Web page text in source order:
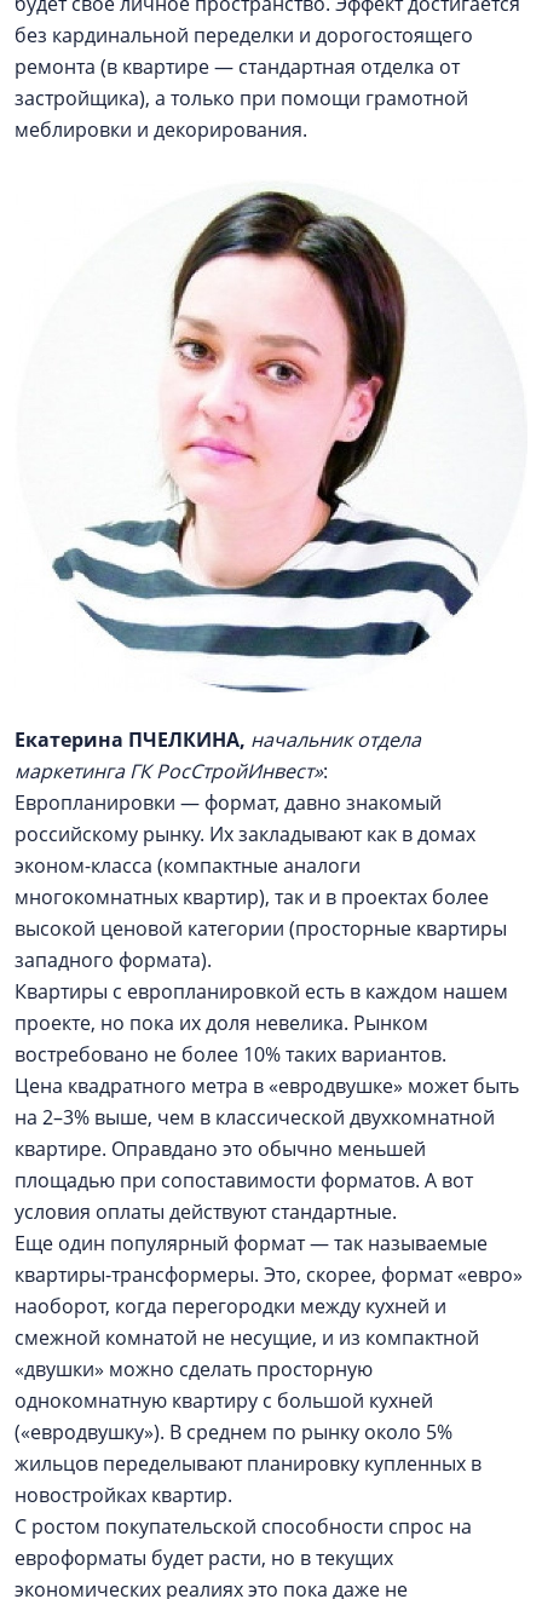
без кардинальной переделки и дорогостоящего
ремонта (в квартире — стандартная отделка от
застройщика), а только при помощи грамотной
меблировки и декорирования.
Екатерина ПЧЕЛКИНА, начальник отдела
маркетинга ГК РосСтройИнвест»:
Европланировки — формат, давно знакомый
российскому рынку. Их закладывают как в домах
эконом-класса (компактные аналоги
многокомнатных квартир), так и в проектах более
высокой ценовой категории (просторные квартиры
западного формата).
Квартиры с европланировкой есть в каждом нашем
проекте, но пока их доля невелика. Рынком
востребовано не более 10% таких вариантов.
Цена квадратного метра в «евродвушке» может быть
на 2–3% выше, чем в классической двухкомнатной
квартире. Оправдано это обычно меньшей
площадью при сопоставимости форматов. А вот
условия оплаты действуют стандартные.
Еще один популярный формат — так называемые
квартиры-трансформеры. Это, скорее, формат «евро»
наоборот, когда перегородки между кухней и
смежной комнатой не несущие, и из компактной
«двушки» можно сделать просторную
однокомнатную квартиру c большой кухней
(«евродвушку»). В среднем по рынку около 5%
жильцов переделывают планировку купленных в
новостройках квартир.
С ростом покупательской способности спрос на
евроформаты будет расти, но в текущих
экономических реалиях это пока даже не